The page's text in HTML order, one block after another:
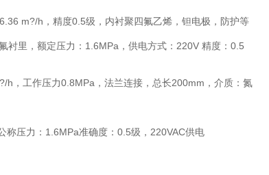
m?/h，精度0.5级，内衬聚四氟乙烯，钽电极，防护等
衬里，额定压力：1.6MPa，供电方式：220V 精度：0.5
h，工作压力0.8MPa，法兰连接，总长200mm，介质：氮
称压力：1.6MPa准确度：0.5级，220VAC供电